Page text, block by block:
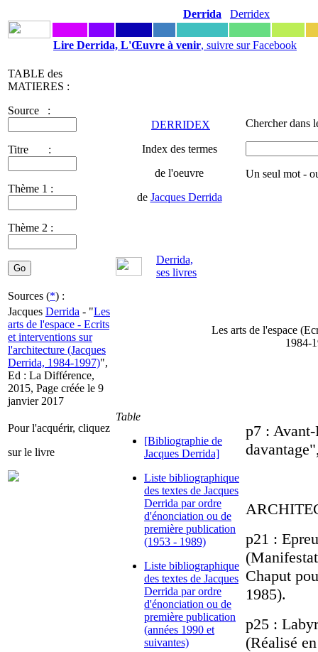
Derrida Derridex
Lire Derrida, L'Œuvre à venir, suivre sur Facebook
TABLE des
MATIERES :
Source :
Titre :
Thème 1 :
Thème 2 :
DERRIDEX
Index des termes
de l'oeuvre
de Jacques Derrida
Chercher dans
Un seul mot -
Derrida,
ses livres
Sources (*) :
Jacques Derrida - "Les
arts de l'espace - Ecrits
et interventions sur
l'architecture (Jacques
Derrida, 1984-1997)",
Ed : La Différence,
2015, Page créée le 9
janvier 2017
Les arts de l'espace
1984-
Pour l'acquérir, cliquez
sur le livre
Table
[Bibliographie de
Jacques Derrida]
Liste bibliographique
des textes de Jacques
Derrida par ordre
d'énonciation ou de
première publication
(1953 - 1989)
Liste bibliographique
des textes de Jacques
Derrida par ordre
d'énonciation ou de
première publication
(années 1990 et
suivantes)
p7 :
p21 :
Chaput
1985).
p25 :
(Réalisé